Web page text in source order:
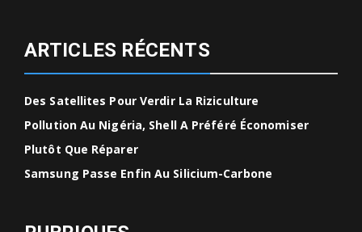
ARTICLES RÉCENTS
Des Satellites Pour Verdir La Riziculture
Pollution Au Nigéria, Shell A Préféré Économiser
Plutôt Que Réparer
Samsung Passe Enfin Au Silicium-Carbone